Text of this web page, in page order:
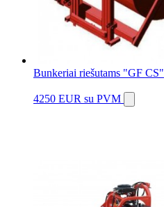
Bunkeriai riešutams "GF CS"
4250 EUR su PVM